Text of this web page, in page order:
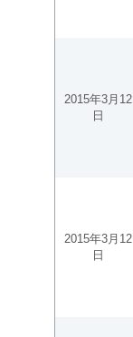
2015年3月12
日
2015年3月12
日